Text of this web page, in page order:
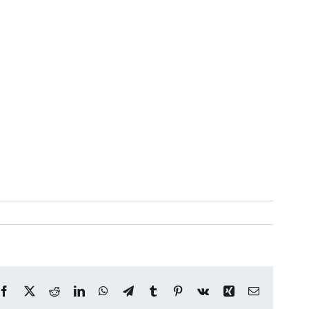
Facebook
X RedditLinkedInWhatsApp
TelegramTumblr Pinterest
Vk Xing Correo